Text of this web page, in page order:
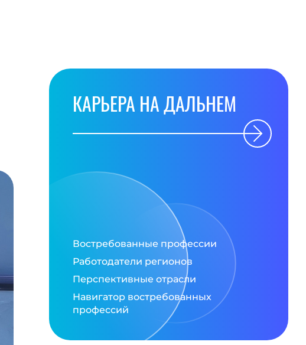
КАРЬЕРА НА ДАЛЬНЕМ
Востребованные профессии
Работодатели регионов
Перспективные отрасли
Навигатор востребованных
профессий